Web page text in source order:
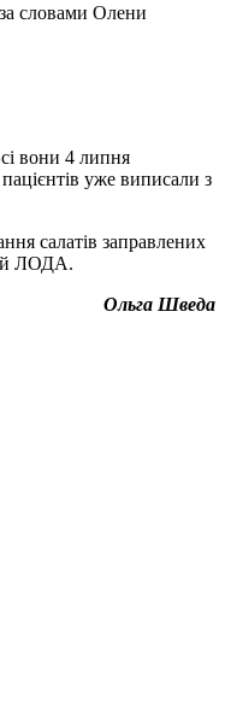
словами Олени
вони 4 липня
уже виписали з
салатів заправлених
ЛОДА.
Ольга Шведа